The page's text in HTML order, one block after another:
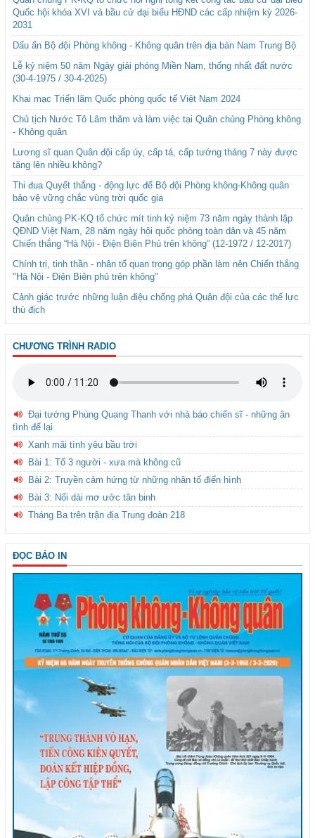
Quốc hội khóa XVI và bầu cử đại biểu HĐND các cấp nhiệm kỳ 2026-
2031
Dấu ấn Bộ đội Phòng không - Không quân trên địa bàn Nam Trung Bộ
Lễ kỷ niệm 50 năm Ngày giải phóng Miền Nam, thống nhất đất nước
(30-4-1975 / 30-4-2025)
Khai mạc Triển lãm Quốc phòng quốc tế Việt Nam 2024
Chủ tịch Nước Tô Lâm thăm và làm việc tại Quân chủng Phòng không
- Không quân
Lương sĩ quan Quân đội cấp úy, cấp tá, cấp tướng tháng 7 này được
tăng lên nhiều không?
Thi đua Quyết thắng - động lực để Bộ đội Phòng không-Không quân
bảo vệ vững chắc vùng trời quốc gia
Quân chủng PK-KQ tổ chức mít tinh kỷ niệm 73 năm ngày thành lập
QĐND Việt Nam, 28 năm ngày hội quốc phòng toàn dân và 45 năm
Chiến thắng “Hà Nội - Điện Biên Phủ trên không” (12-1972 / 12-2017)
Chính trị, tinh thần - nhân tố quan trọng góp phần làm nên Chiến thắng
"Hà Nội - Điện Biên phủ trên không"
Cảnh giác trước những luận điệu chống phá Quân đội của các thế lực
thù địch
CHƯƠNG TRÌNH RADIO
Đại tướng Phùng Quang Thanh với nhà báo chiến sĩ - những ân
tình để lại
Xanh mãi tình yêu bầu trời
Bài 1: Tổ 3 người - xưa mà không cũ
Bài 2: Truyền cảm hứng từ những nhân tố điển hình
Bài 3: Nối dài mơ ước tân binh
Tháng Ba trên trận địa Trung đoàn 218
ĐỌC BÁO IN